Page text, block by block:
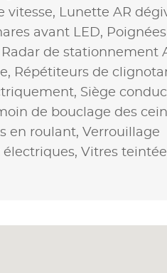
vitesse, Lunette AR
avant LED,
Radar de stationnement
Répétiteurs de
Siège
de bouclage des
en roulant, Verrouillage
Vitres